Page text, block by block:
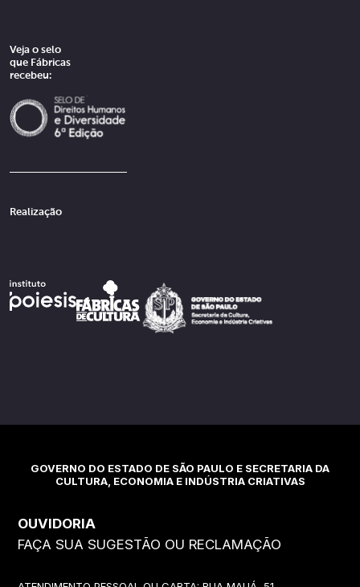
Veja o selo
que Fábricas
recebeu:
Realização
GOVERNO DO ESTADO DE SÃO PAULO E SECRETARIA DA
CULTURA, ECONOMIA E INDÚSTRIA CRIATIVAS
OUVIDORIA
FAÇA SUA SUGESTÃO OU RECLAMAÇÃO